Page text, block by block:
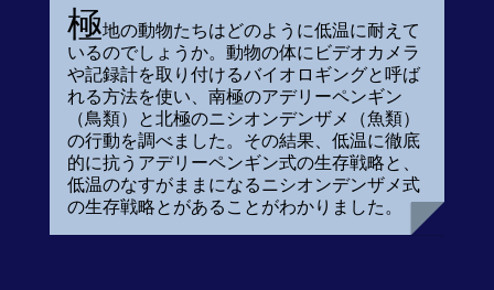
極地の動物たちはどのように低温に耐えて
いるのでしょうか。動物の体にビデオカメラ
や記録計を取り付けるバイオロギングと呼ば
れる方法を使い、南極のアデリーペンギン
（鳥類）と北極のニシオンデンザメ（魚類）
の行動を調べました。その結果、低温に徹底
的に抗うアデリーペンギン式の生存戦略と、
低温のなすがままになるニシオンデンザメ式
の生存戦略とがあることがわかりました。